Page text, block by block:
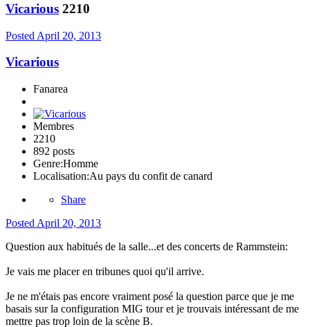
Vicarious 2210
Posted April 20, 2013
Vicarious
Fanarea
Membres
2210
892 posts
Genre:Homme
Localisation:Au pays du confit de canard
Share
Posted April 20, 2013
Question aux habitués de la salle...et des concerts de Rammstein:
Je vais me placer en tribunes quoi qu'il arrive.
Je ne m'étais pas encore vraiment posé la question parce que je me
basais sur la configuration MIG tour et je trouvais intéressant de me
mettre pas trop loin de la scène B.